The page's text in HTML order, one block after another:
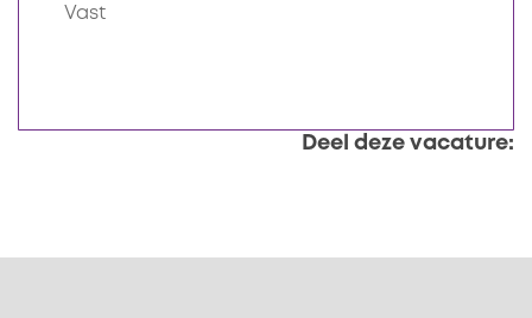
Vast
Deel deze vacature: